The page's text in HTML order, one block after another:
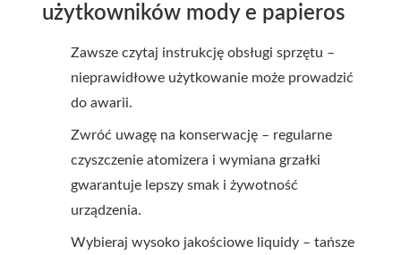
użytkowników mody e papieros
Zawsze czytaj instrukcję obsługi sprzętu –
nieprawidłowe użytkowanie może prowadzić
do awarii.
Zwróć uwagę na konserwację – regularne
czyszczenie atomizera i wymiana grzałki
gwarantuje lepszy smak i żywotność
urządzenia.
Wybieraj wysoko jakościowe liquidy – tańsze